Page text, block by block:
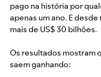
pago na história por
apenas um ano. E
mais de US$ 30 bilhões.
Os resultados mostram
saem ganhando: